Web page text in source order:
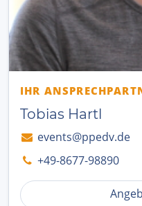
IHR
Tobias Hartl
events@ppedv.de
+49-8677-98890